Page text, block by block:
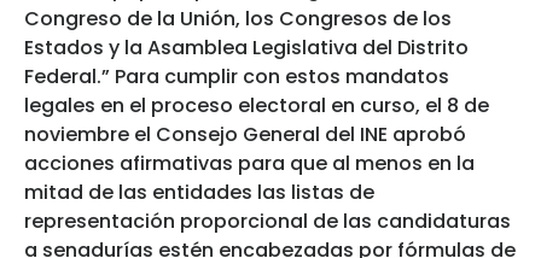
Congreso de la Unión, los Congresos de los
Estados y la Asamblea Legislativa del Distrito
Federal.” Para cumplir con estos mandatos
legales en el proceso electoral en curso, el 8 de
noviembre el Consejo General del INE aprobó
acciones afirmativas para que al menos en la
mitad de las entidades las listas de
representación proporcional de las candidaturas
a senadurías estén encabezadas por fórmulas de